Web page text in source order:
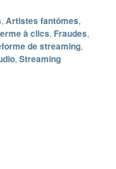
,Artistes fantômes,
à clics, Fraudes,
de streaming,
,Streaming